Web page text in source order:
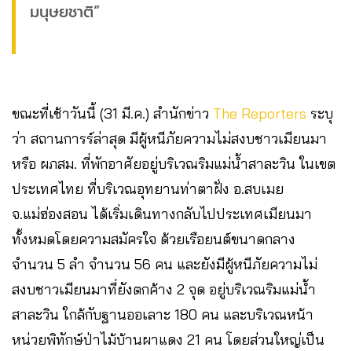
มนุษยชาติ”
ขณะที่เช้าวันนี้ (31 มี.ค.) สำนักข่าว The Reporters ระบุ
ว่า สถานการร์ล่าสุด มีผู้หนีภัยความไม่สงบชาวเมียนมา
หรือ ผภสม. ที่พักอาศัยอยู่บริเวณริมแม่น้ำสาละวิน ในเขต
ประเทศไทย ที่บริเวณอุทยานท่าตาฝั่ง อ.สบเมย
จ.แม่ฮ่องสอน ได้เริ่มเดินทางกลับไปประเทศเมียนมา
ทั้งหมดโดยความสมัครใจ ด้วยเรือยนต์ขนาดกลาง
จำนวน 5 ลำ จำนวน 56 คน และยังมีผู้หนีภัยความไม่
สงบชาวเมียนมาที่ยังตกค้าง 2 จุด อยู่บริเวณริมแม่น้ำ
สาละวิน ใกล้กับฐานออเลาะ 180 คน และบริเวณหน้า
หน่วยพิทักษ์ป่าไม้บ้านผาแดง 21 คน โดยส่วนใหญ่เป็น